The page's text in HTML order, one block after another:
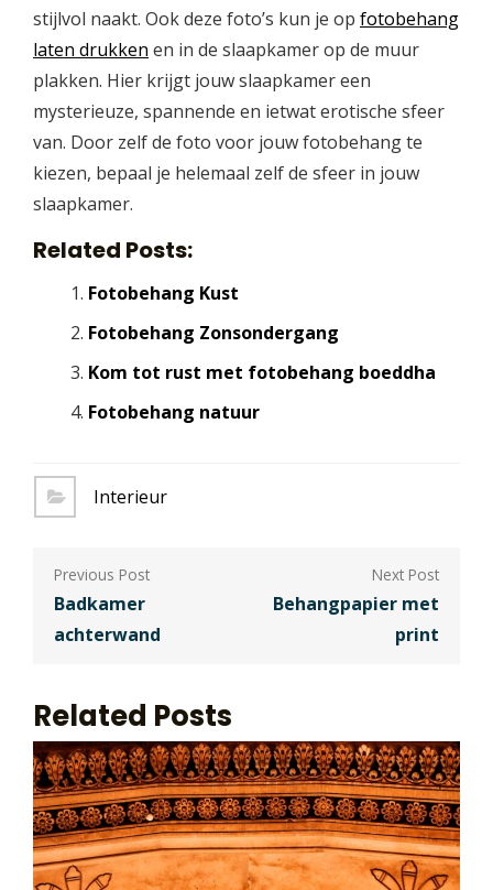
stijlvol naakt. Ook deze foto’s kun je op fotobehang
laten drukken en in de slaapkamer op de muur
plakken. Hier krijgt jouw slaapkamer een
mysterieuze, spannende en ietwat erotische sfeer
van. Door zelf de foto voor jouw fotobehang te
kiezen, bepaal je helemaal zelf de sfeer in jouw
slaapkamer.
Related Posts:
Fotobehang Kust
Fotobehang Zonsondergang
Kom tot rust met fotobehang boeddha
Fotobehang natuur
Interieur
Berichtnavigatie
Badkamer
achterwand
Behangpapier met
print
Related Posts